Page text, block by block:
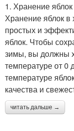
1. Хранение
Хранение яблок в
простых и
яблок. Чтобы
зимы, вы должны
температуре от 0
температуре
качества и
читать дальше →